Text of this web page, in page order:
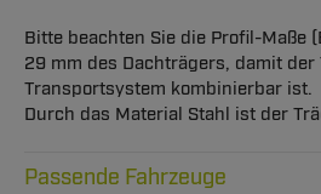
Bitte beachten Sie die Profil-Maße
29 mm des Dachträgers, damit
Transportsystem kombinierbar ist.
Durch das Material Stahl ist der
Passende Fahrzeuge